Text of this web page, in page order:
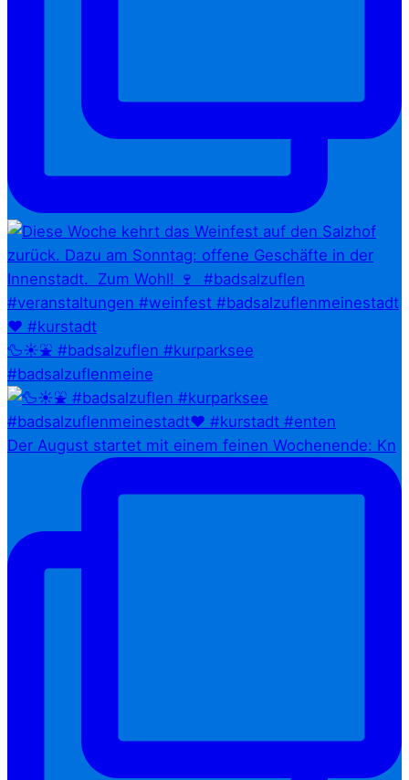
🦆☀️⛲ #badsalzuflen #kurparksee
#badsalzuflenmeine
Der August startet mit einem feinen Wochenende: Kn